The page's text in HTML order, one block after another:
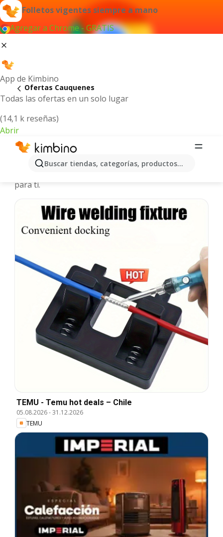
Folletos vigentes siempre a mano
Agregar a Chrome - GRATIS
App de Kimbino
Todas las ofertas en un solo lugar
(14,1 k reseñas)
Abrir
Buscar tiendas, categorías, productos...
Ofertas Cauquenes
Cauquenes - Folletos más actuales
para ti.
TEMU - Temu hot deals – Chile
05.08.2026-31.12.2026
TEMU